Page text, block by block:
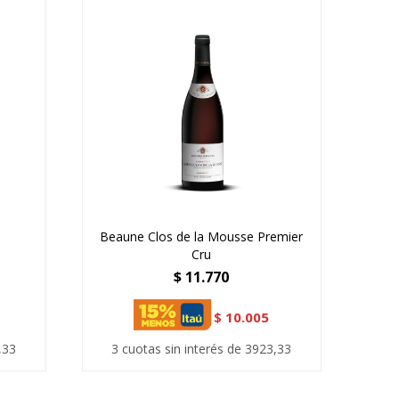
Beaune Clos de la Mousse Premier
Cru
$ 11.770
$ 10.005
3 cuotas sin interés de 3923,33